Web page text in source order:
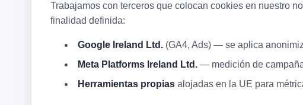
Trabajamos con terceros que colocan cookies en nuestro
finalidad definida:
Google Ireland Ltd. (GA4, Ads) — se aplica
Meta Platforms Ireland Ltd. — medición de
Herramientas propias alojadas en la UE para